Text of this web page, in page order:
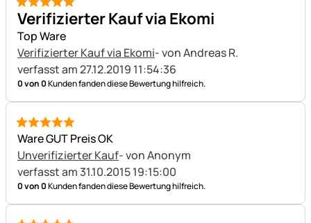
5 von 5
Verifizierter Kauf via Ekomi
Top Ware
Verifizierter Kauf via Ekomi- von Andreas R.
verfasst am 27.12.2019 11:54:36
0 von 0Kunden fanden diese Bewertung hilfreich.
5 von 5
Ware GUT Preis OK
Unverifizierter Kauf- von Anonym
verfasst am 31.10.2015 19:15:00
0 von 0Kunden fanden diese Bewertung hilfreich.